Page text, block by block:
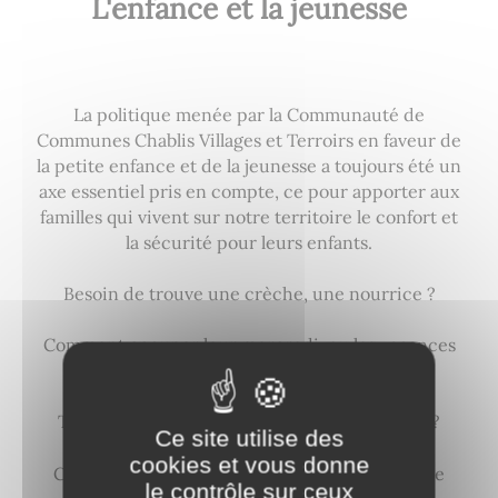
L'enfance et la jeunesse
La politique menée par la Communauté de
Communes Chablis Villages et Terroirs en faveur de
la petite enfance et de la jeunesse a toujours été un
axe essentiel pris en compte, ce pour apporter aux
familles qui vivent sur notre territoire le confort et
la sécurité pour leurs enfants.
Besoin de trouve une crèche, une nourrice ?
Comment occuper leur mercredi, ou les vacances
scolaires ?
Trouver un enseignement sportif ou musical ?
Consulter le site internet de la communauté de
Ce site utilise des
cookies et vous donne
le contrôle sur ceux